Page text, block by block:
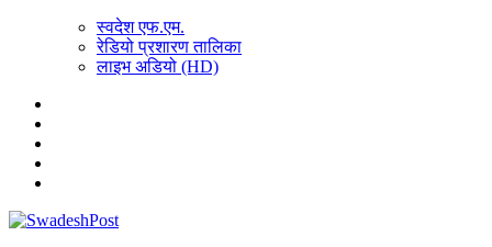
स्वदेश एफ.एम.
रेडियो प्रशारण तालिका
लाइभ अडियो (HD)